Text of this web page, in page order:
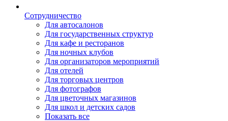
Сотрудничество
Для автосалонов
Для государственных структур
Для кафе и ресторанов
Для ночных клубов
Для организаторов мероприятий
Для отелей
Для торговых центров
Для фотографов
Для цветочных магазинов
Для школ и детских садов
Показать все